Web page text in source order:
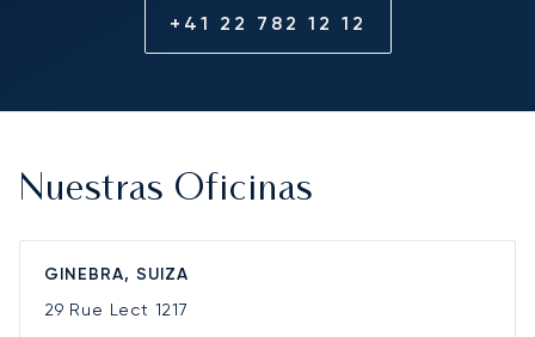
+41 22 782 12 12
Nuestras Oficinas
GINEBRA, SUIZA
29 Rue Lect 1217